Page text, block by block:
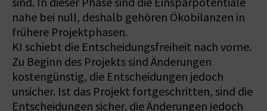
nahe bei null, deshalb gehören Ökobilanzen in
frühere Projektphasen.
KI schiebt die Entscheidungsfreiheit nach vorne.
Zu Beginn des Projekts sind Änderungen
kostengünstig, die Entscheidungen jedoch
unsicher. Ist das Projekt fortgeschritten, sind die
Entscheidungen sicher, die Änderungen jedoch